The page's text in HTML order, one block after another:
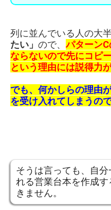
列に並んでいる人の大
たい」 ので、パターン
ならないので先にコピ
という理由には説得力
でも、何かしらの理由
を受け入れてしまうの
そうは言っても、自
れる営業台本を作成
きません。